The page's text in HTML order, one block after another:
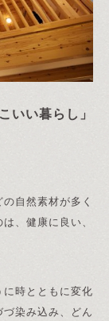
いい暮らし」
自然素材が多く
、健康に良い、
時とともに変化
染み込み、どん